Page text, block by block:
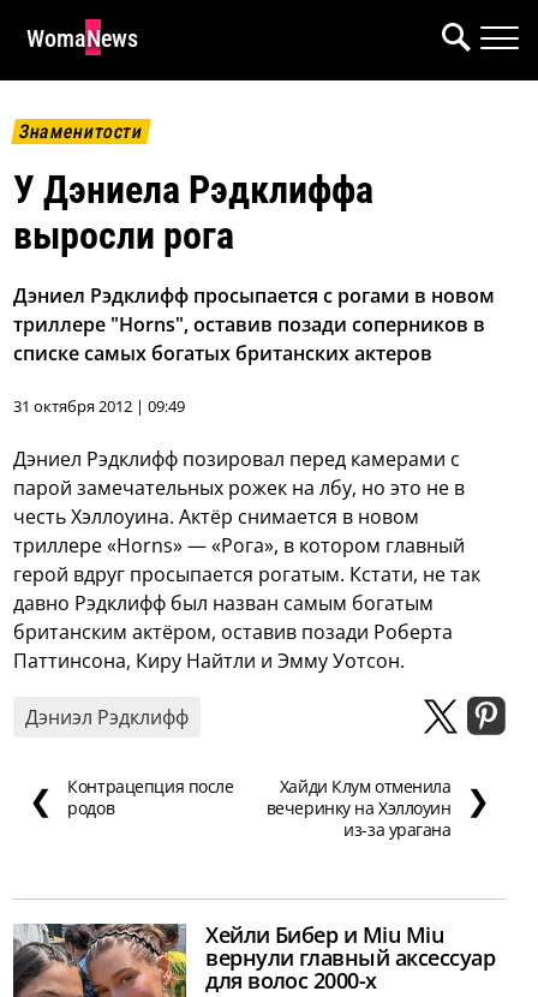
WomaNews
Знаменитости
У Дэниела Рэдклиффа
выросли рога
Дэниел Рэдклифф просыпается с рогами в новом
триллере "Horns", оставив позади соперников в
списке самых богатых британских актеров
31 октября 2012 | 09:49
Дэниел Рэдклифф позировал перед камерами с
парой замечательных рожек на лбу, но это не в
честь Хэллоуина. Актёр снимается в новом
триллере «Horns» — «Рога», в котором главный
герой вдруг просыпается рогатым. Кстати, не так
давно Рэдклифф был назван самым богатым
британским актёром, оставив позади Роберта
Паттинсона, Киру Найтли и Эмму Уотсон.
Дэниэл Рэдклифф
❮
Контрацепция после
родов
Хайди Клум отменила
вечеринку на Хэллоуин
из-за урагана
❯
Хейли Бибер и Miu Miu
вернули главный аксессуар
для волос 2000-х